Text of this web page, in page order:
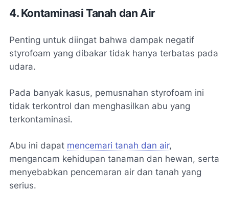
4. Kontaminasi Tanah dan Air
Penting untuk diingat bahwa dampak negatif
styrofoam yang dibakar tidak hanya terbatas pada
udara.
Pada banyak kasus, pemusnahan styrofoam ini
tidak terkontrol dan menghasilkan abu yang
terkontaminasi.
Abu ini dapat mencemari tanah dan air,
mengancam kehidupan tanaman dan hewan, serta
menyebabkan pencemaran air dan tanah yang
serius.